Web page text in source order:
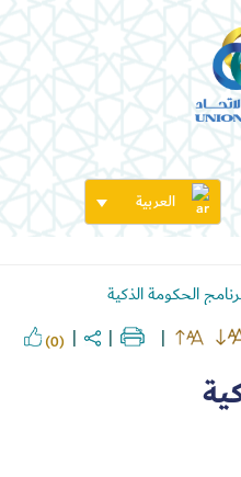
العربية
الحكومة الذكية
(0)